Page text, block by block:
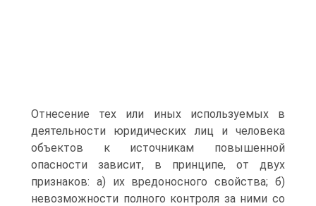
Отнесение тех или иных используемых в
деятельности юридических лиц и человека
объектов к источникам повышенной
опасности зависит, в принципе, от двух
признаков: а) их вредоносного свойства; б)
невозможности полного контроля за ними со